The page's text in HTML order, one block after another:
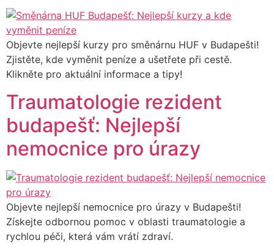
Objevte nejlepší kurzy pro směnárnu HUF v Budapešti!
Zjistěte, kde vyměnit peníze a ušetřete při cestě.
Klikněte pro aktuální informace a tipy!
Traumatologie rezident
budapešť: Nejlepší
nemocnice pro úrazy
Objevte nejlepší nemocnice pro úrazy v Budapešti!
Získejte odbornou pomoc v oblasti traumatologie a
rychlou péči, která vám vrátí zdraví.